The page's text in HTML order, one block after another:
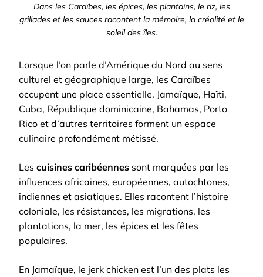
Dans les Caraïbes, les épices, les plantains, le riz, les
grillades et les sauces racontent la mémoire, la créolité et le
soleil des îles.
Lorsque l’on parle d’Amérique du Nord au sens
culturel et géographique large, les Caraïbes
occupent une place essentielle. Jamaïque, Haïti,
Cuba, République dominicaine, Bahamas, Porto
Rico et d’autres territoires forment un espace
culinaire profondément métissé.
Les cuisines caribéennes sont marquées par les
influences africaines, européennes, autochtones,
indiennes et asiatiques. Elles racontent l’histoire
coloniale, les résistances, les migrations, les
plantations, la mer, les épices et les fêtes
populaires.
En Jamaïque, le jerk chicken est l’un des plats les